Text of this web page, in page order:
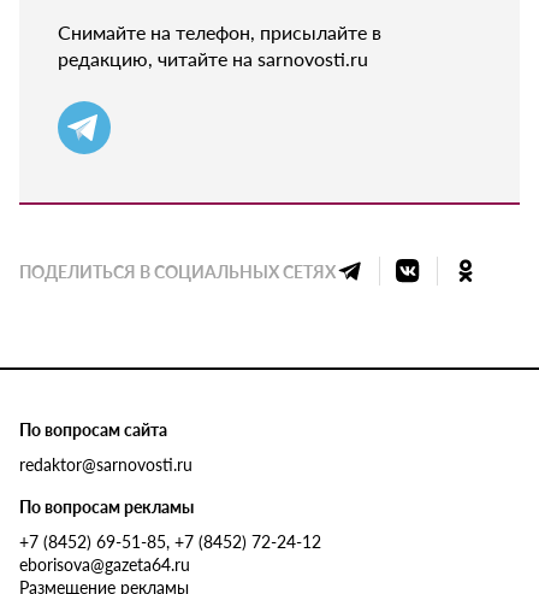
Снимайте на телефон, присылайте в
редакцию, читайте на sarnovosti.ru
ПОДЕЛИТЬСЯ В СОЦИАЛЬНЫХ СЕТЯХ
По вопросам сайта
redaktor@sarnovosti.ru
По вопросам рекламы
+7 (8452) 69-51-85, +7 (8452) 72-24-12
eborisova@gazeta64.ru
Размещение рекламы